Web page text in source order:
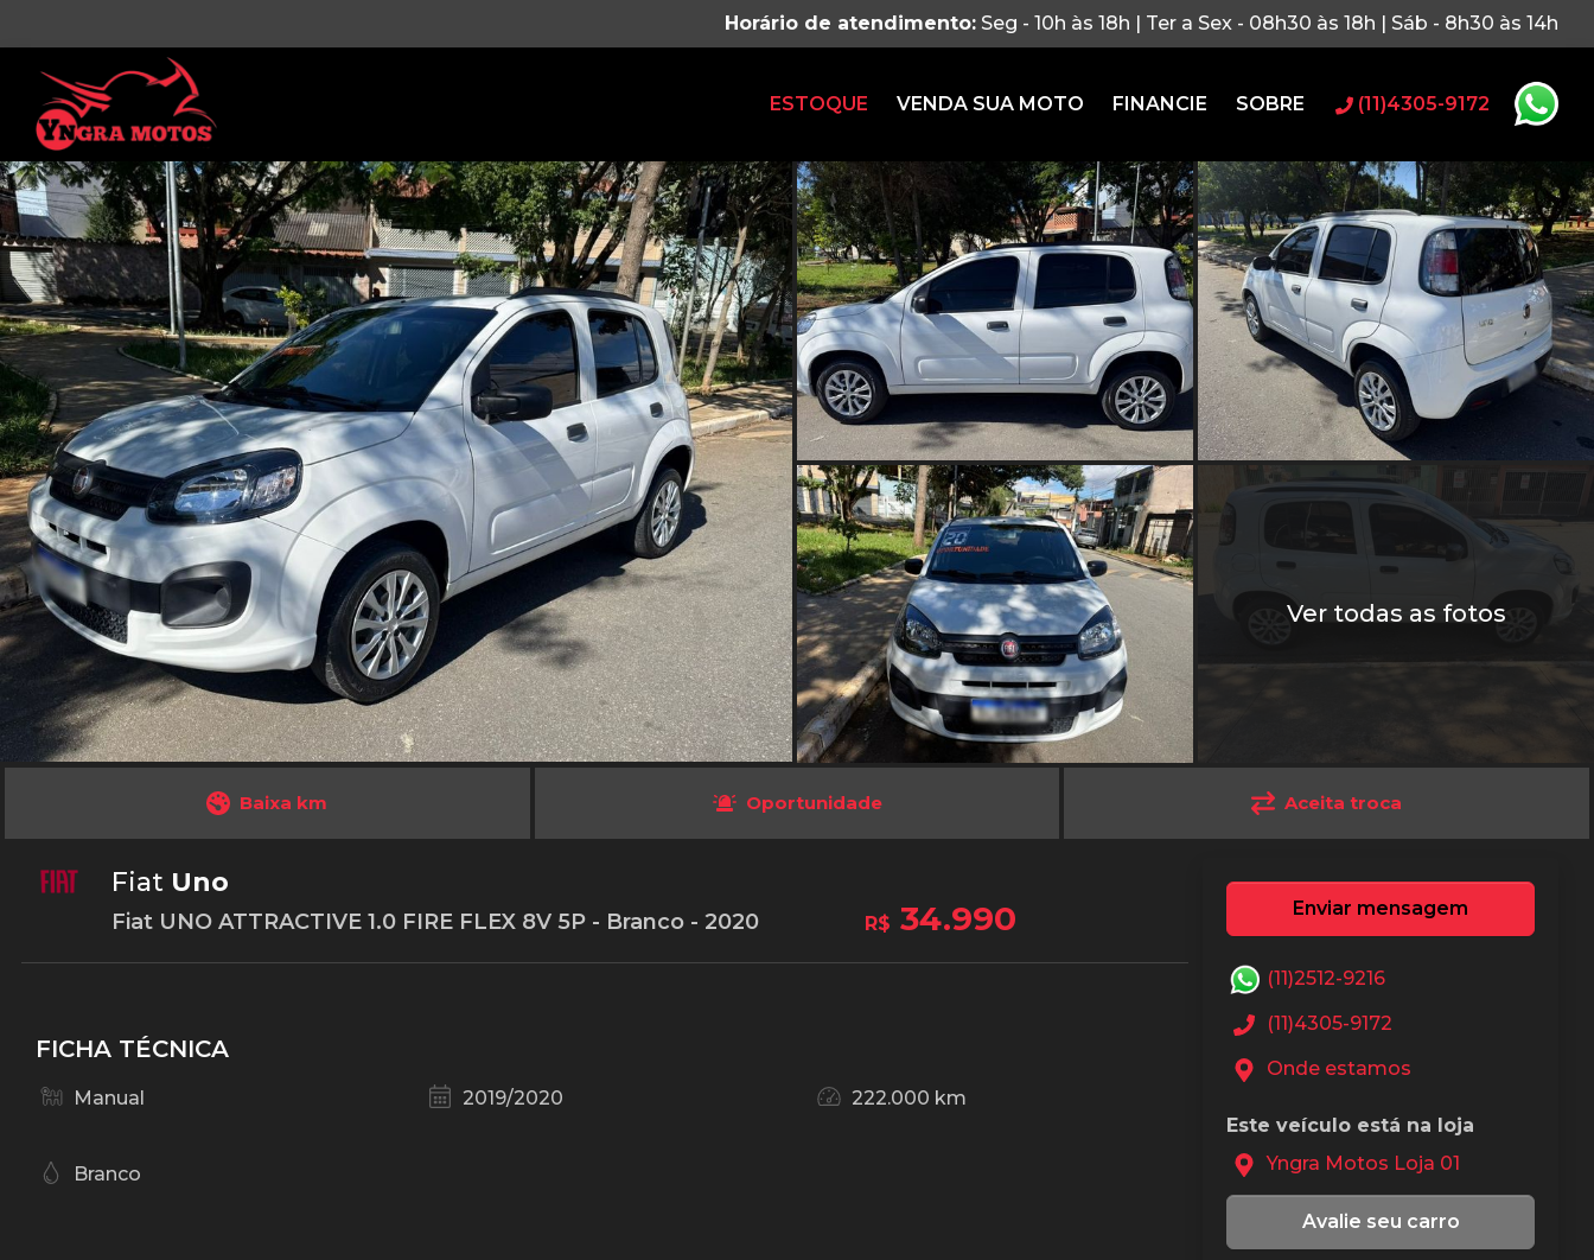
Horário de atendimento: Seg - 10h às 18h | Ter a Sex - 08h30 às 18h | Sáb - 8h30 às 14h
ESTOQUE VENDA SUA MOTO FINANCIE SOBRE (11)4305-9172
Ver todas as fotos
Baixa km Oportunidade Aceita troca
Fiat Uno
Fiat UNO ATTRACTIVE 1.0 FIRE FLEX 8V 5P - Branco - 2020 R$ 34.990
FICHA TÉCNICA
Manual 2019/2020 222.000 km
Branco
Enviar mensagem
(11)2512-9216
(11)4305-9172
Onde estamos
Este veículo está na loja
Yngra Motos Loja 01
Avalie seu carro